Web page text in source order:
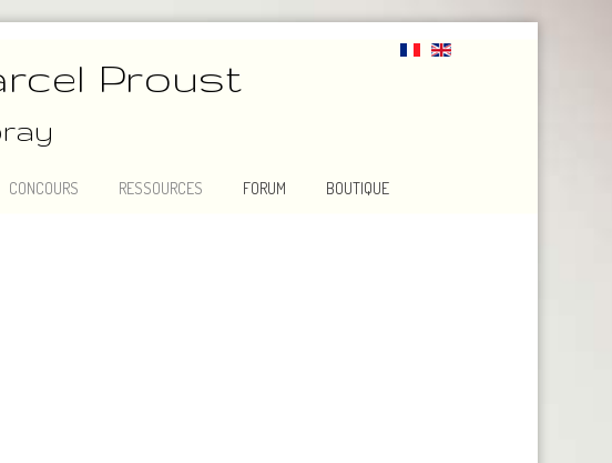
Proust
CONCOURS RESSOURCES FORUM BOUTIQUE